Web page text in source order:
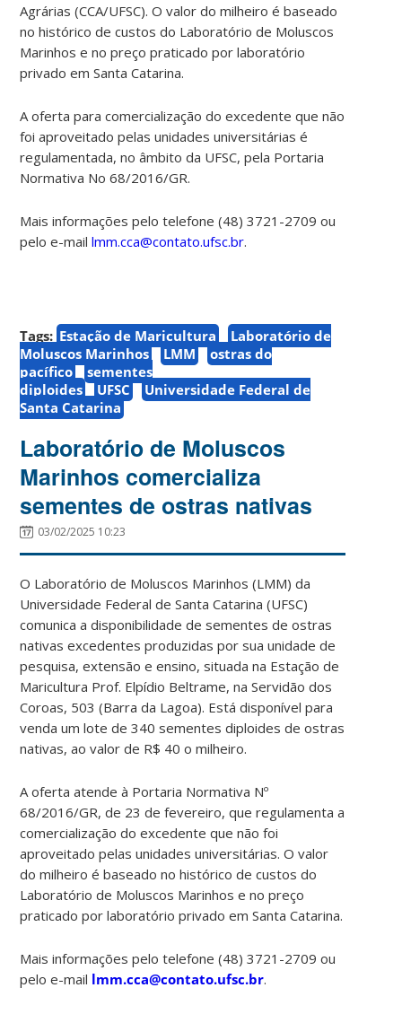
Agrárias (CCA/UFSC).O valor do milheiro é baseado
no histórico de custos do Laboratório de Moluscos
Marinhos e no preço praticado por laboratório
privado em Santa Catarina.
A oferta para comercialização do excedente que não
foi aproveitado pelas unidades universitárias é
regulamentada, no âmbito da UFSC, pela Portaria
Normativa No 68/2016/GR.
Mais informações pelo telefone (48) 3721-2709 ou
pelo e-maillmm.cca@contato.ufsc.br.
Tags: Estação de Maricultura
Laboratório de
Moluscos Marinhos
LMM
ostras do
pacífico
sementes
diploides
UFSC
Universidade Federal de
Santa Catarina
Laboratório de Moluscos
Marinhos comercializa
sementes de ostras nativas
03/02/2025 10:23
O Laboratório de Moluscos Marinhos (LMM) da
Universidade Federal de Santa Catarina (UFSC)
comunica a disponibilidade de sementes de ostras
nativas excedentes produzidas por sua unidade de
pesquisa, extensão e ensino, situada na Estação de
Maricultura Prof. Elpídio Beltrame, na Servidão dos
Coroas, 503 (Barra da Lagoa). Está disponível para
venda um lote de 340 sementes diploides de ostras
nativas, ao valor de R$ 40 o milheiro.
A oferta atende à Portaria Normativa Nº
68/2016/GR, de 23 de fevereiro, que regulamenta a
comercialização do excedente que não foi
aproveitado pelas unidades universitárias. O valor
do milheiro é baseado no histórico de custos do
Laboratório de Moluscos Marinhos e no preço
praticado por laboratório privado em Santa Catarina.
Mais informações pelo telefone (48) 3721-2709 ou
pelo e-mail lmm.cca@contato.ufsc.br.